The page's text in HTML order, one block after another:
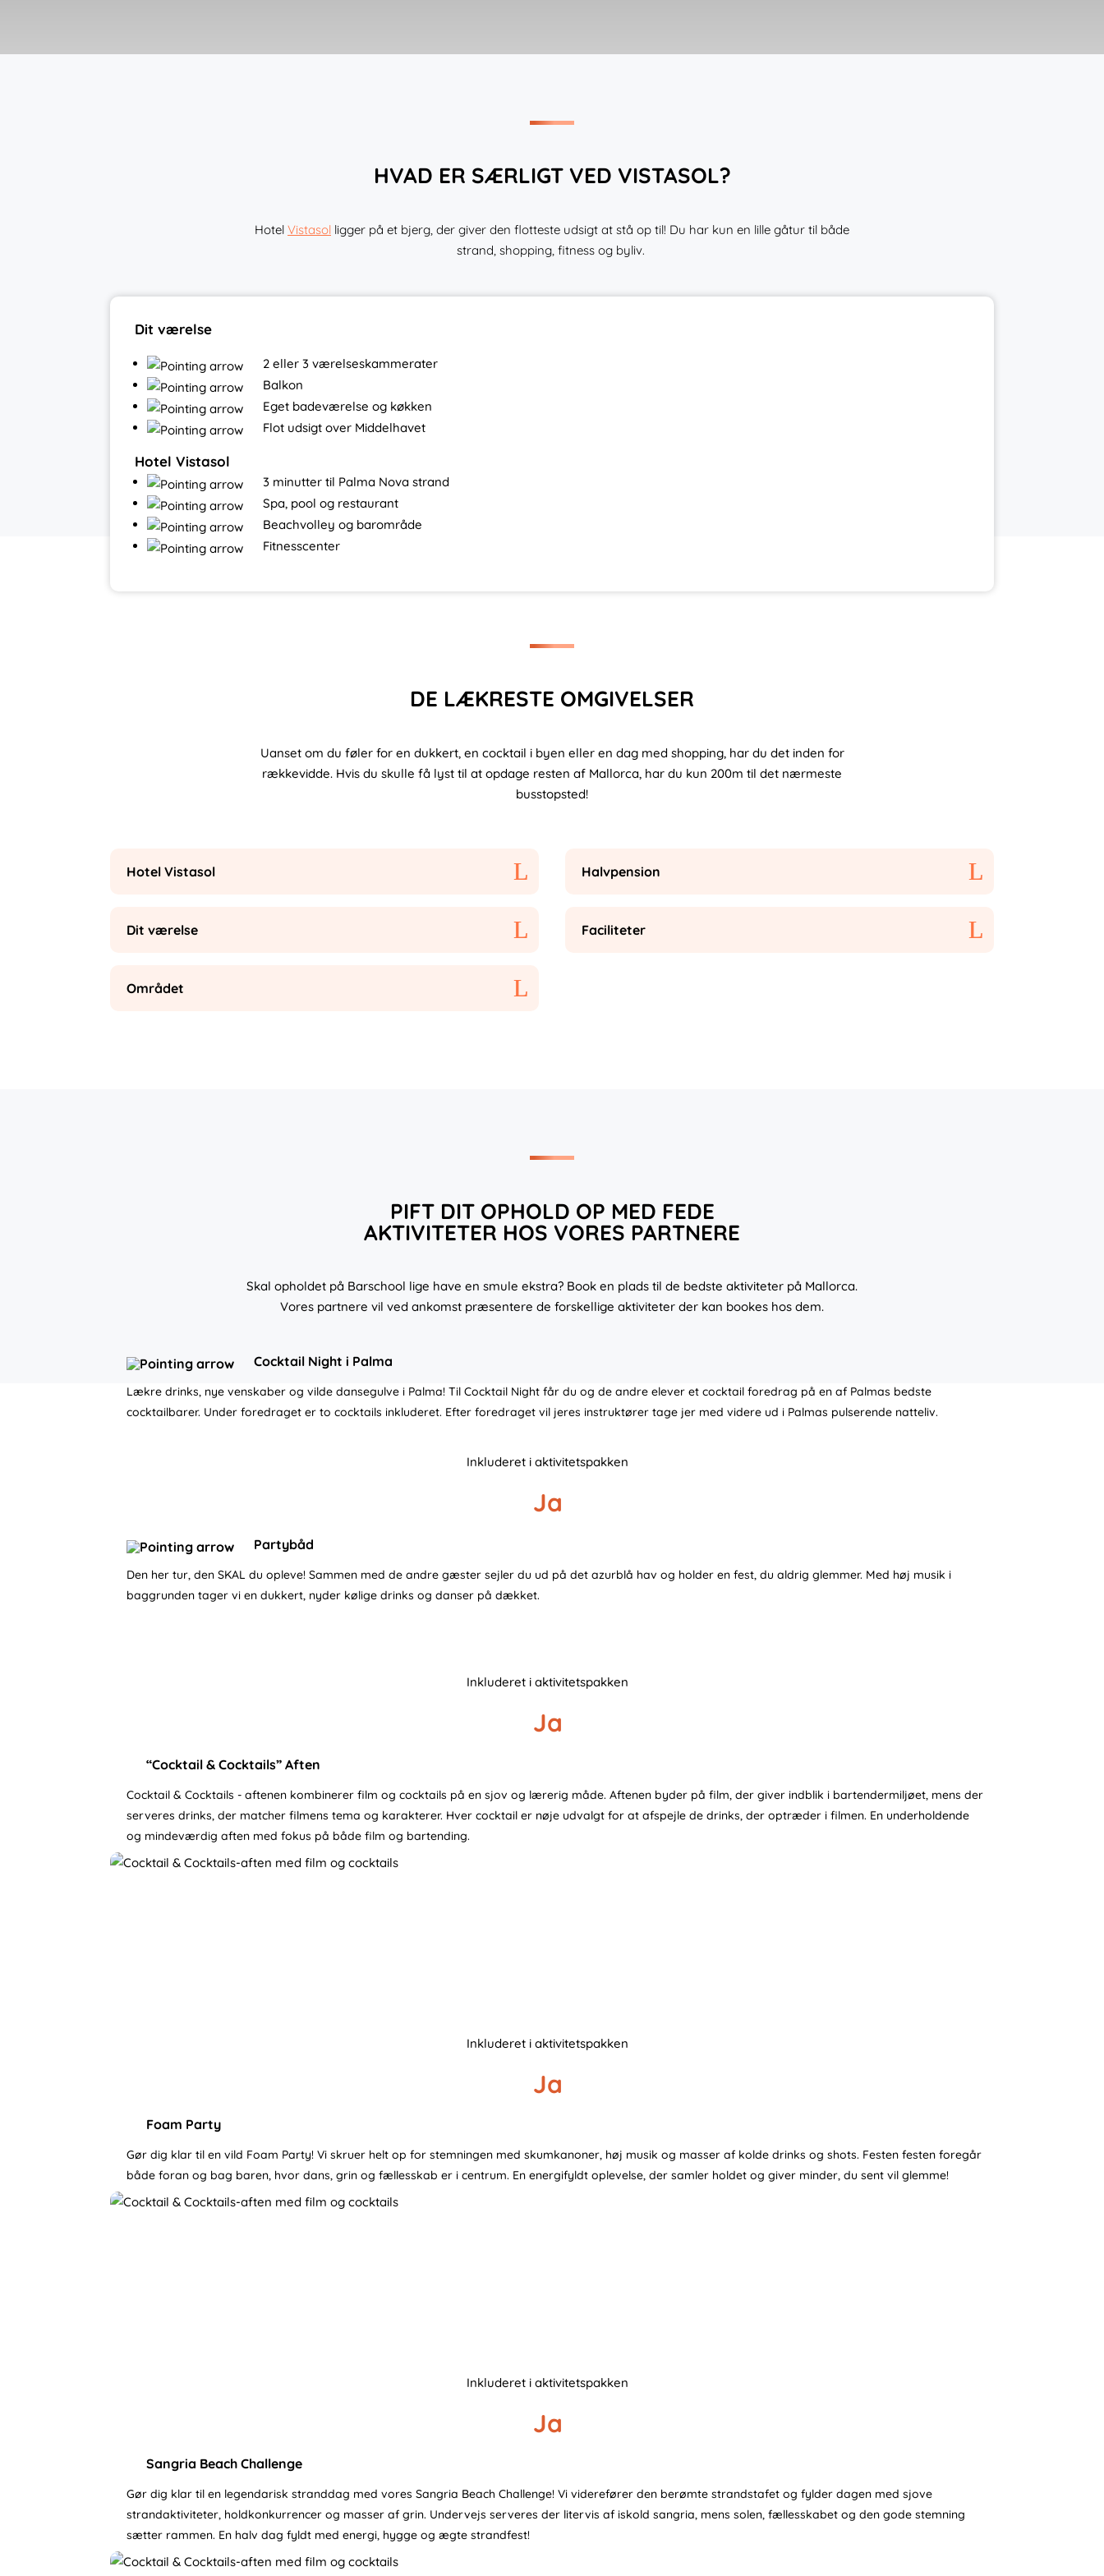
HVAD ER SÆRLIGT VED VISTASOL?
Hotel Vistasol ligger på et bjerg, der giver den flotteste udsigt at stå op til! Du har kun en lille gåtur til både
strand, shopping, fitness og byliv.
Dit værelse
2 eller 3 værelseskammerater
Balkon
Eget badeværelse og køkken
Flot udsigt over Middelhavet
Hotel Vistasol
3 minutter til Palma Nova strand
Spa, pool og restaurant
Beachvolley og barområde
Fitnesscenter
DE LÆKRESTE OMGIVELSER
Uanset om du føler for en dukkert, en cocktail i byen eller en dag med shopping, har du det inden for
rækkevidde. Hvis du skulle få lyst til at opdage resten af Mallorca, har du kun 200m til det nærmeste
busstopsted!
Hotel Vistasol
Dit værelse
Området
Halvpension
Faciliteter
PIFT DIT OPHOLD OP MED FEDE
AKTIVITETER HOS VORES PARTNERE
Skal opholdet på Barschool lige have en smule ekstra? Book en plads til de bedste aktiviteter på Mallorca.
Vores partnere vil ved ankomst præsentere de forskellige aktiviteter der kan bookes hos dem.
Cocktail Night i Palma
Lækre drinks, nye venskaber og vilde dansegulve i Palma! Til Cocktail Night får du og de andre elever et cocktail foredrag på en af Palmas bedste
cocktailbarer. Under foredraget er to cocktails inkluderet. Efter foredraget vil jeres instruktører tage jer med videre ud i Palmas pulserende natteliv.
Inkluderet i aktivitetspakken
Ja
Partybåd
Den her tur, den SKAL du opleve! Sammen med de andre gæster sejler du ud på det azurblå hav og holder en fest, du aldrig glemmer. Med høj musik i
baggrunden tager vi en dukkert, nyder kølige drinks og danser på dækket.
Inkluderet i aktivitetspakken
Ja
“Cocktail & Cocktails” Aften
Cocktail & Cocktails - aftenen kombinerer film og cocktails på en sjov og lærerig måde. Aftenen byder på film, der giver indblik i bartendermiljøet, mens der
serveres drinks, der matcher filmens tema og karakterer. Hver cocktail er nøje udvalgt for at afspejle de drinks, der optræder i filmen. En underholdende
og mindeværdig aften med fokus på både film og bartending.
Inkluderet i aktivitetspakken
Ja
Foam Party
Gør dig klar til en vild Foam Party! Vi skruer helt op for stemningen med skumkanoner, høj musik og masser af kolde drinks og shots. Festen festen foregår
både foran og bag baren, hvor dans, grin og fællesskab er i centrum. En energifyldt oplevelse, der samler holdet og giver minder, du sent vil glemme!
Inkluderet i aktivitetspakken
Ja
Sangria Beach Challenge
Gør dig klar til en legendarisk stranddag med vores Sangria Beach Challenge! Vi viderefører den berømte strandstafet og fylder dagen med sjove
strandaktiviteter, holdkonkurrencer og masser af grin. Undervejs serveres der litervis af iskold sangria, mens solen, fællesskabet og den gode stemning
sætter rammen. En halv dag fyldt med energi, hygge og ægte strandfest!